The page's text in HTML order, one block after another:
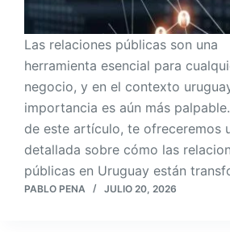
Las relaciones públicas son una
herramienta esencial para
negocio, y en el contexto
importancia es aún más
de este artículo, te ofreceremos
detallada sobre cómo las
públicas en Uruguay están
PABLO PENA JULIO 20, 2026